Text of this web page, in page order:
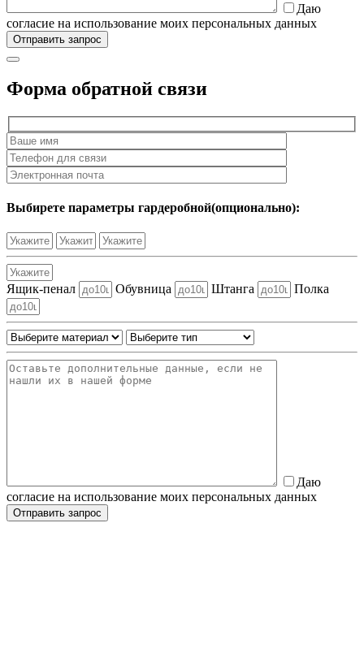
Даю
согласие на использование моих персональных данных
Форма обратной связи
Выбирете параметры гардеробной(опционально):
Ящик-пенал Обувница Штанга Полка
Даю
согласие на использование моих персональных данных